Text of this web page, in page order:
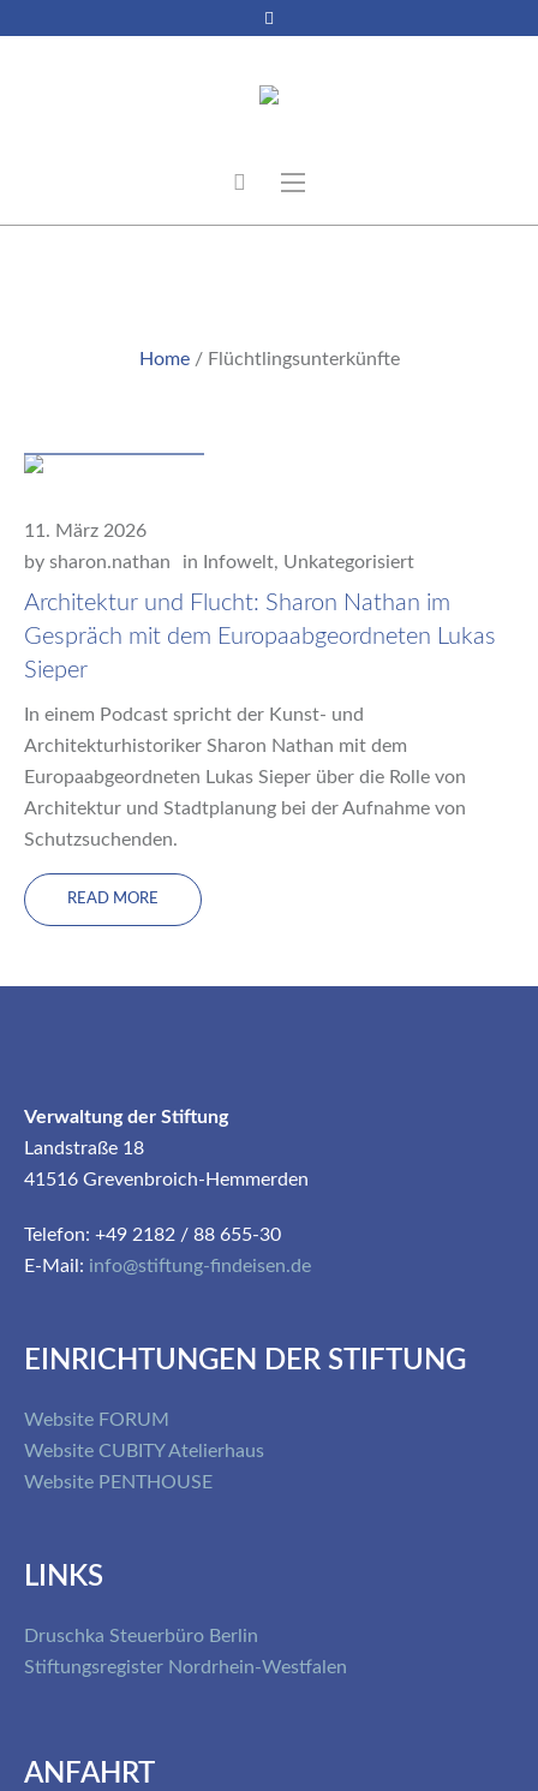
Home / Flüchtlingsunterkünfte
11. März 2026
by sharon.nathan in Infowelt, Unkategorisiert
Architektur und Flucht: Sharon Nathan im
Gespräch mit dem Europaabgeordneten Lukas
Sieper
In einem Podcast spricht der Kunst- und
Architekturhistoriker Sharon Nathan mit dem
Europaabgeordneten Lukas Sieper über die Rolle von
Architektur und Stadtplanung bei der Aufnahme von
Schutzsuchenden.
READ MORE
Verwaltung der Stiftung
Landstraße 18
41516 Grevenbroich-Hemmerden
Telefon: +49 2182 / 88 655-30
E-Mail: info@stiftung-findeisen.de
EINRICHTUNGEN DER STIFTUNG
Website FORUM
Website CUBITY Atelierhaus
Website PENTHOUSE
LINKS
Druschka Steuerbüro Berlin
Stiftungsregister Nordrhein-Westfalen
ANFAHRT